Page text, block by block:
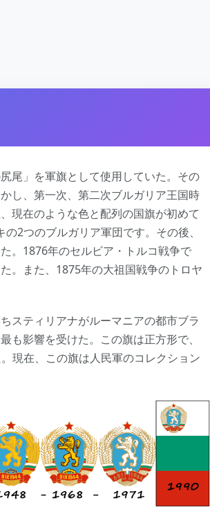
尾」を軍旗として使用していた。その
し、第一次、第二次ブルガリア王国時
現在のような色と配列の国旗が初めて
2つのブルガリア軍団です。その後、
。1876年のセルビア・トルコ戦争で
。また、1875年の大祖国戦争のトロヤ
スティリアナがルーマニアの都市ブラ
も影響を受けた。この旗は正方形で、
現在、この旗は人民軍のコレクション